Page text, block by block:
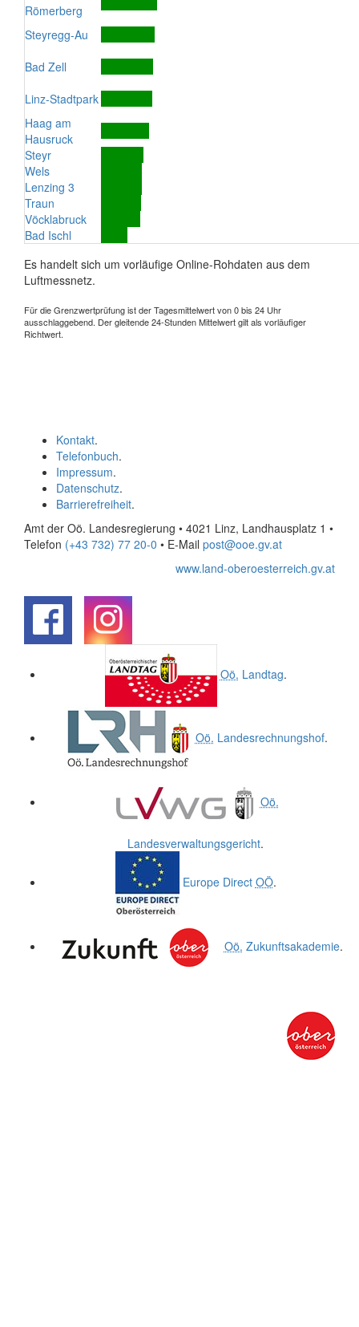
Römerberg
Steyregg-Au
Bad Zell
Linz-Stadtpark
Haag am
Hausruck
Steyr
Wels
Lenzing 3
Traun
Vöcklabruck
Bad Ischl
Es handelt sich um vorläufige Online-Rohdaten aus dem
Luftmessnetz.
Für die Grenzwertprüfung ist der Tagesmittelwert von 0 bis 24 Uhr
ausschlaggebend. Der gleitende 24-Stunden Mittelwert gilt als vorläufiger
Richtwert.
Kontakt.
Telefonbuch.
Impressum.
Datenschutz.
Barrierefreiheit.
Amt der Oö. Landesregierung • 4021 Linz, Landhausplatz 1 •
Telefon (+43 732) 77 20-0 • E-Mail post@ooe.gv.at
www.land-oberoesterreich.gv.at
Oö. Landtag.
Oö. Landesrechnungshof.
Oö.
Landesverwaltungsgericht.
Europe Direct OÖ.
Oö. Zukunftsakademie.